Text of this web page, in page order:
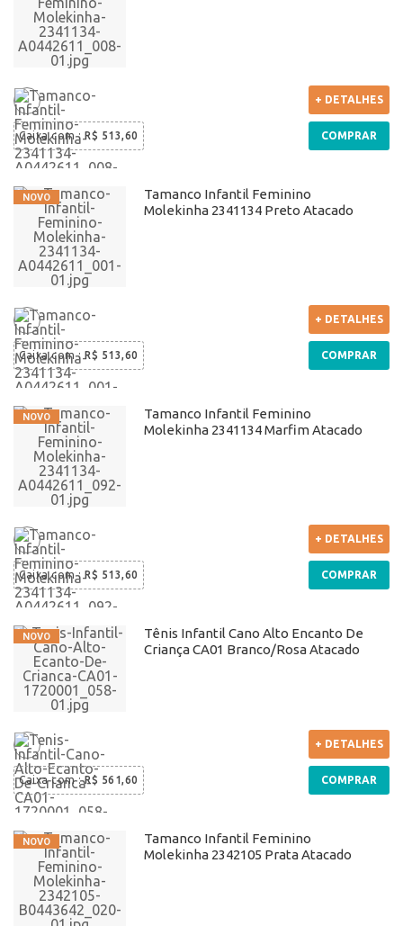
Caixa com: R$ 513,60
+ DETALHES
COMPRAR
Tamanco Infantil Feminino
Molekinha 2341134 Preto Atacado
Caixa com: R$ 513,60
+ DETALHES
COMPRAR
Tamanco Infantil Feminino
Molekinha 2341134 Marfim Atacado
Caixa com: R$ 513,60
+ DETALHES
COMPRAR
Tênis Infantil Cano Alto Encanto De
Criança CA01 Branco/Rosa Atacado
Caixa com:R$ 561,60
+ DETALHES
COMPRAR
Tamanco Infantil Feminino
Molekinha 2342105 Prata Atacado